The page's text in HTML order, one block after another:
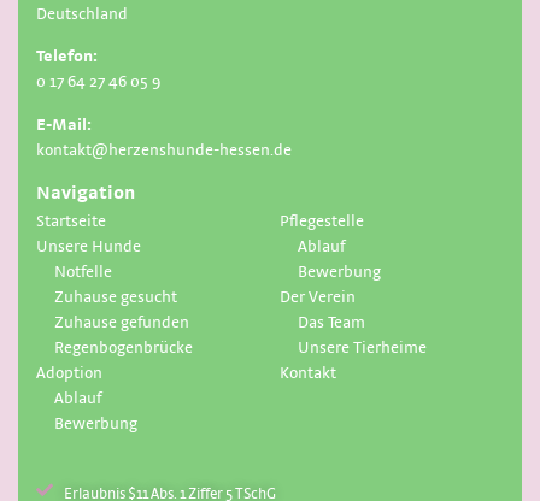
Deutschland
Telefon:
0 17 64 27 46 05 9
E-Mail:
kontakt@herzenshunde-hessen.de
Navigation
Startseite
Unsere Hunde
Notfelle
Zuhause gesucht
Zuhause gefunden
Regenbogenbrücke
Adoption
Ablauf
Bewerbung
Pflegestelle
Ablauf
Bewerbung
Der Verein
Das Team
Unsere Tierheime
Kontakt
Erlaubnis $11 Abs. 1 Ziffer 5 TSchG